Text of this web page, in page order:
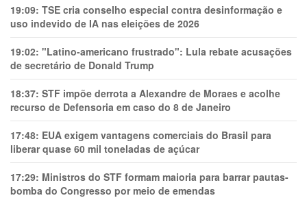
19:09: TSE cria conselho especial contra desinformação e
uso indevido de IA nas eleições de 2026
19:02: "Latino-americano frustrado": Lula rebate acusações
de secretário de Donald Trump
18:37: STF impõe derrota a Alexandre de Moraes e acolhe
recurso de Defensoria em caso do 8 de Janeiro
17:48: EUA exigem vantagens comerciais do Brasil para
liberar quase 60 mil toneladas de açúcar
17:29: Ministros do STF formam maioria para barrar pautas-
bomba do Congresso por meio de emendas